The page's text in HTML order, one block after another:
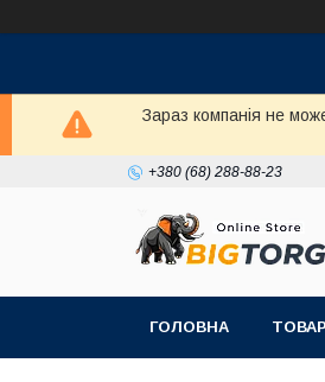
Зараз компанія не
+380 (68) 288-88-23
ГОЛОВНА